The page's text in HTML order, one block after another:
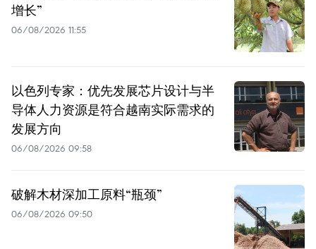
增长”
06/08/2026 11:55
以色列专家：优先发展芯片设计与半
导体人力资源是符合越南实际需求的
发展方向
06/08/2026 09:58
破解木材深加工原料“瓶颈”
06/08/2026 09:50